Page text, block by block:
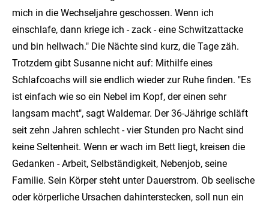
mich in die Wechseljahre geschossen. Wenn ich
einschlafe, dann kriege ich - zack - eine Schwitzattacke
und bin hellwach." Die Nächte sind kurz, die Tage zäh.
Trotzdem gibt Susanne nicht auf: Mithilfe eines
Schlafcoachs will sie endlich wieder zur Ruhe finden. "Es
ist einfach wie so ein Nebel im Kopf, der einen sehr
langsam macht", sagt Waldemar. Der 36-Jährige schläft
seit zehn Jahren schlecht - vier Stunden pro Nacht sind
keine Seltenheit. Wenn er wach im Bett liegt, kreisen die
Gedanken - Arbeit, Selbständigkeit, Nebenjob, seine
Familie. Sein Körper steht unter Dauerstrom. Ob seelische
oder körperliche Ursachen dahinterstecken, soll nun ein